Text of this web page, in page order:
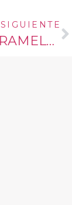
SIGUIENTE
PAPAS RELLENAS CON CEBOLLAS ACARAMELADAS Y QUESO CREMA